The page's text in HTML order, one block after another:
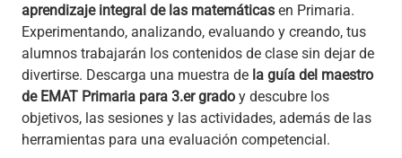
aprendizaje integral de las matemáticas en Primaria.
Experimentando, analizando, evaluando y creando, tus
alumnos trabajarán los contenidos de clase sin dejar de
divertirse. Descarga una muestra de la guía del maestro
de EMAT Primaria para 3.er grado y descubre los
objetivos, las sesiones y las actividades, además de las
herramientas para una evaluación competencial.